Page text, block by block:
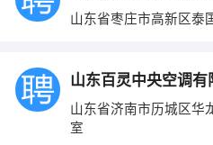
山东省枣庄市高新区泰
山东省济南市历城区华
室